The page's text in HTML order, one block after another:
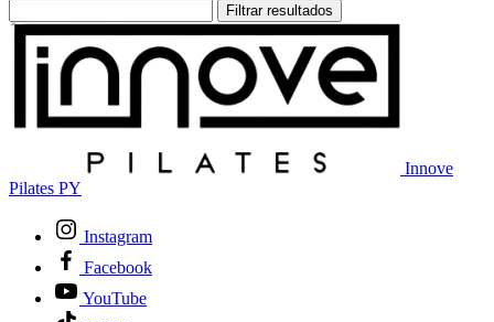
Filtrar resultados
Innove
Pilates PY
Instagram
Facebook
YouTube